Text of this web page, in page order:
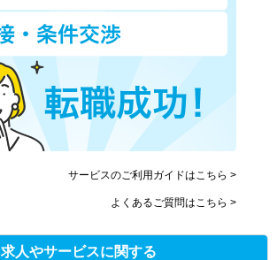
サービスのご利用ガイドはこちら >
よくあるご質問はこちら >
求人やサービスに関する